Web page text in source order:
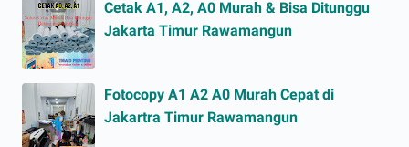
Cetak A1, A2, A0 Murah & Bisa Ditunggu
Jakarta Timur Rawamangun
Fotocopy A1 A2 A0 Murah Cepat di
Jakartra Timur Rawamangun